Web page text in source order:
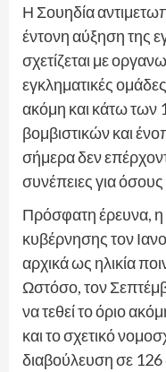
Η Σουηδία
έντονη αύξηση της
σχετίζεται με
εγκληματικές
ακόμη και κάτω των
βομβιστικών και
σήμερα δεν
συνέπειες για
Πρόσφατη έρευνα, η
κυβέρνησης τον
αρχικά ως ηλικία
Ωστόσο, τον
να τεθεί το όριο
και το σχετικό
διαβούλευση σε 126